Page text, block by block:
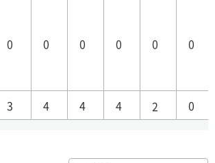
0 0 0 0 0 0
3 4 4 4 2 0